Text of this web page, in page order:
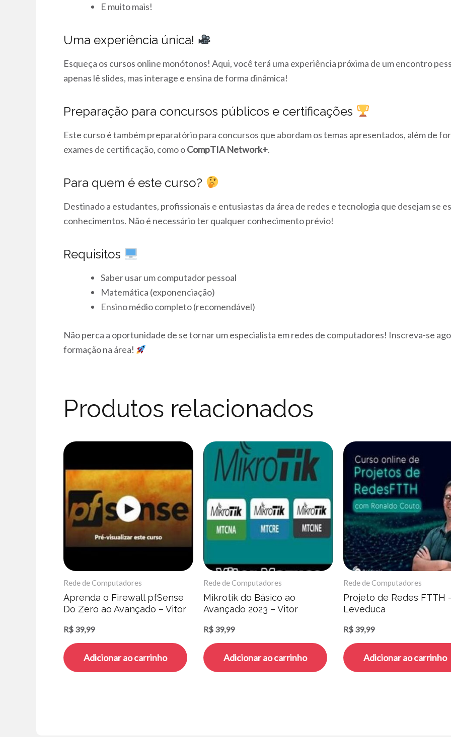
E muito mais!
Uma experiência única!
Esqueça os cursos online monótonos! Aqui, você terá uma experiência próxima de um encontro
apenas lê slides, mas interage e ensina de forma dinâmica!
Preparação para concursos públicos e certificações
Este curso é também preparatório para concursos que abordam os temas apresentados, além de
exames de certificação, como oCompTIA Network+.
Para quem é este curso?
Destinado a estudantes, profissionais e entusiastas da área de redes e tecnologia que desejam se
conhecimentos. Não é necessário ter qualquer conhecimento prévio!
Requisitos
Saber usar um computador pessoal
Matemática (exponenciação)
Ensino médio completo (recomendável)
Não perca a oportunidade de se tornar um especialista em redes de computadores! Inscreva-se
formação na área!
Produtos relacionados
Rede de Computadores
Aprenda o Firewall pfSense
Do Zero ao Avançado – Vitor
R$ 39,99
Adicionar ao carrinho
Rede de Computadores
Mikrotik do Básico ao
Avançado 2023 – Vitor
R$ 39,99
Adicionar ao carrinho
Rede de Computadores
Projeto de Redes FTTH
Leveduca
R$ 39,99
Adicionar ao carrinho